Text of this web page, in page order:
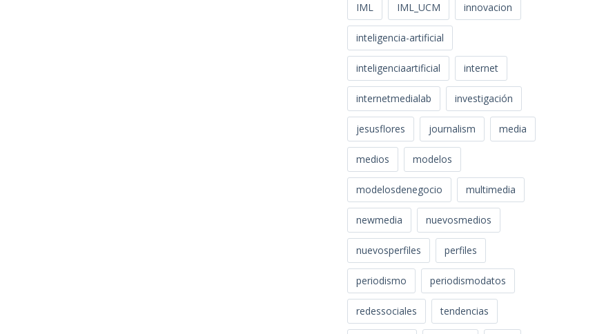
IML IML_UCM innovacion
inteligencia-artificial
inteligenciaartificial internet
internetmedialab investigación
jesusflores journalism media
medios modelos
modelosdenegocio multimedia
newmedia nuevosmedios
nuevosperfiles perfiles
periodismo periodismodatos
redessociales tendencias